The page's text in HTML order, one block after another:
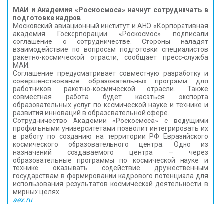
ПРЕССА
МЕДИА
КОНТАКТЫ
МАИ и Академия «Роскосмоса» начнут сотрудничать в
подготовке кадров
Московский авиационный институт и АНО «Корпоративная
академия Госкорпорации «Роскосмос» подписали
соглашение о сотрудничестве. Стороны наладят
взаимодействие по вопросам подготовки специалистов
ракетно-космической отрасли, сообщает пресс-служба
МАИ.
Соглашение предусматривает совместную разработку и
совершенствование образовательных программ для
работников ракетно-космической отрасли. Также
совместная работа будет касаться экспорта
образовательных услуг по космической науке и технике и
развития инноваций в образовательной сфере.
Сотрудничество Академии «Роскосмоса» с ведущими
профильными университетами позволит интегрировать их
в работу по созданию на территории РФ Евразийского
космического образовательного центра. Одно из
назначений создаваемого центра — через
образовательные программы по космической науке и
технике оказывать содействие дружественным
государствам в формировании кадрового потенциала для
использования результатов космической деятельности в
мирных целях.
aex.ru